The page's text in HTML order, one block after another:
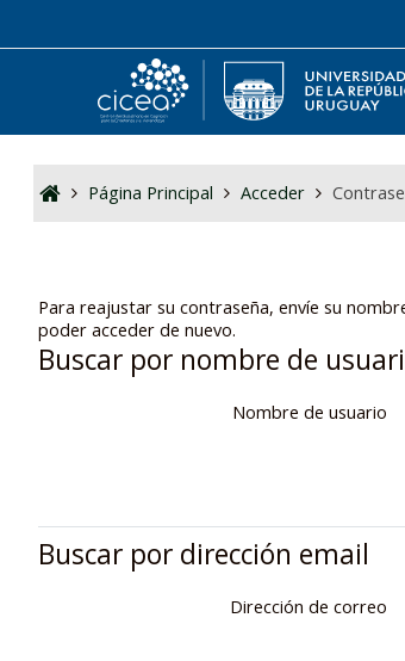
Página Principal Acceder
Para reajustar su contraseña, envíe su
poder acceder de nuevo.
Buscar por nombre de
Nombre de usuario
Buscar por dirección email
Dirección de correo